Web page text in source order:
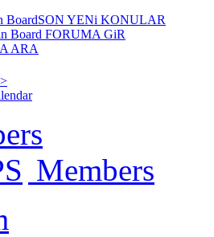
SON YENi KONULAR
FORUMA GiR
ARA
Members